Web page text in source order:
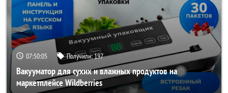
07:50:02 Получили:197
Вакууматор для сухих и влажных продуктов на
маркетплейсе Wildberries